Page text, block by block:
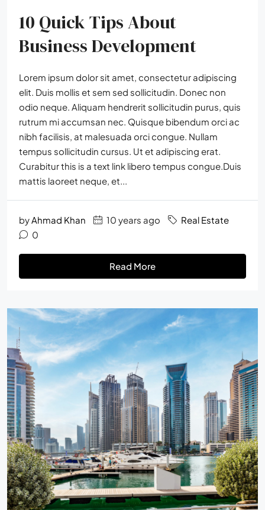
10 Quick Tips About
Business Development
Lorem ipsum dolor sit amet, consectetur adipiscing
elit. Duis mollis et sem sed sollicitudin. Donec non
odio neque. Aliquam hendrerit sollicitudin purus, quis
rutrum mi accumsan nec. Quisque bibendum orci ac
nibh facilisis, at malesuada orci congue. Nullam
tempus sollicitudin cursus. Ut et adipiscing erat.
Curabitur this is a text link libero tempus congue.Duis
mattis laoreet neque, et...
byAhmad Khan 10 years ago
Real Estate
0
Read More